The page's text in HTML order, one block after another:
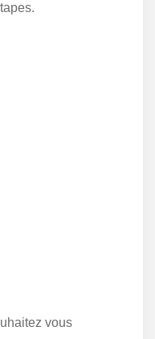
vous